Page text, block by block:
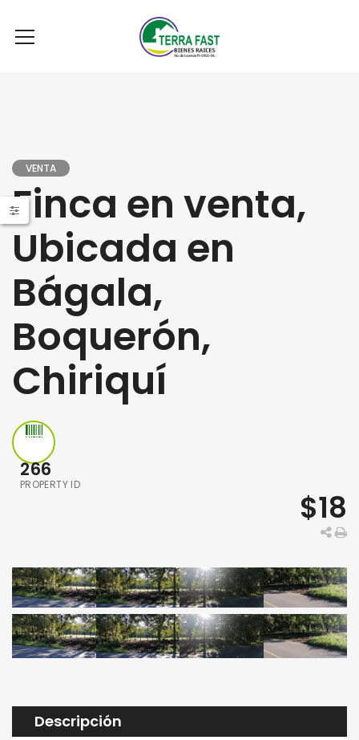
VENTA
Finca en venta,
Ubicada en
Bágala,
Boquerón,
Chiriquí
266
PROPERTY ID
$18
Descripción